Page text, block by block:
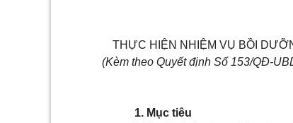
THỰC HIỆN NHIỆM VỤ BỒI
(Kèm theo Quyết định Số 153/QĐ-U
1. Mục tiêu